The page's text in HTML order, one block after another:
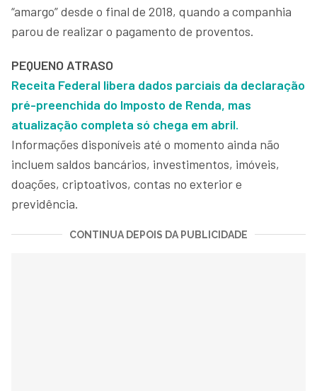
“amargo” desde o final de 2018, quando a companhia
parou de realizar o pagamento de proventos.
PEQUENO ATRASO
Receita Federal libera dados parciais da declaração
pré-preenchida do Imposto de Renda, mas
atualização completa só chega em abril.
Informações disponíveis até o momento ainda não
incluem saldos bancários, investimentos, imóveis,
doações, criptoativos, contas no exterior e
previdência.
CONTINUA DEPOIS DA PUBLICIDADE